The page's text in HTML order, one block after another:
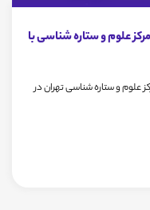
علوم و ستاره شناسی با
و ستاره شناسی تهران در